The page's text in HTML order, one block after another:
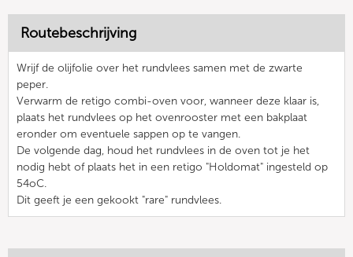
Routebeschrijving
Wrijf de olijfolie over het rundvlees samen met de zwarte
peper.
Verwarm de retigo combi-oven voor, wanneer deze klaar is,
plaats het rundvlees op het ovenrooster met een bakplaat
eronder om eventuele sappen op te vangen.
De volgende dag, houd het rundvlees in de oven tot je het
nodig hebt of plaats het in een retigo "Holdomat" ingesteld op
54oC.
Dit geeft je een gekookt "rare" rundvlees.